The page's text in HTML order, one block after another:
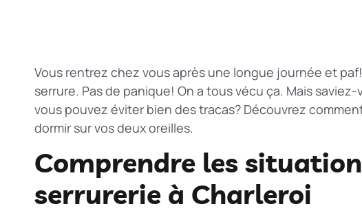
Vous rentrez chez vous après une longue journée et
serrure. Pas de panique! On a tous vécu ça. Mais
vous pouvez éviter bien des tracas? Découvrez
dormir sur vos deux oreilles.
Comprendre les
serrurerie à Charleroi